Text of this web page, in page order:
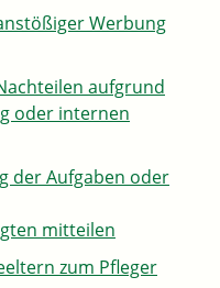
Werbung
aufgrund
oder internen
der Aufgaben oder
mitteilen
zum Pfleger